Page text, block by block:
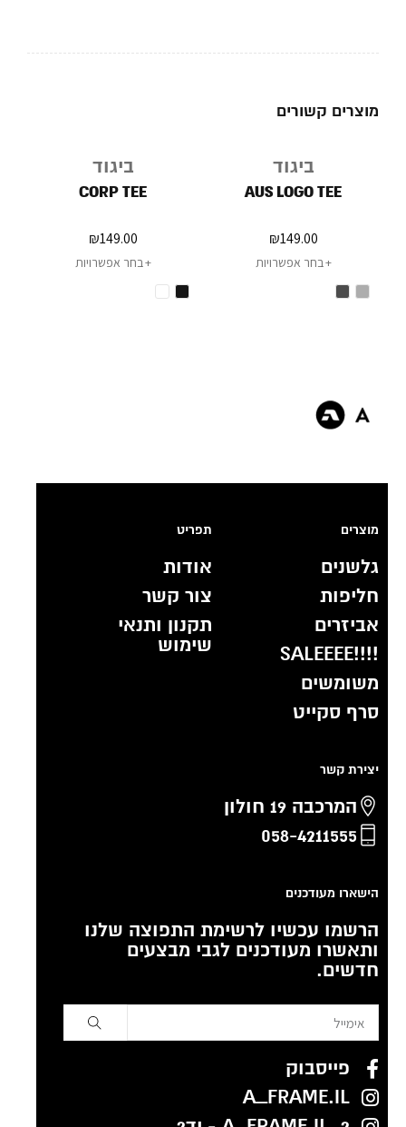
מוצרים קשורים
ביגוד
CORP TEE
₪149.00
בחר אפשרויות
ביגוד
AUS LOGO TEE
₪149.00
בחר אפשרויות
מוצרים
גלשנים
חליפות
אביזרים
!!!!SALEEEE
משומשים
סרף סקייט
תפריט
אודות
צור קשר
תקנון ותנאי
שימוש
יצירת קשר
המרכבה 19 חולון
058-4211555
הישארו מעודכנים
הרשמו עכשיו לרשימת התפוצה שלנו
ותאשרו מעודכנים לגבי מבצעים
חדשים.
פייסבוק
A_FRAME.IL